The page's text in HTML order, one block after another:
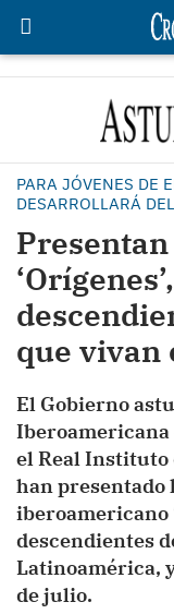
PARA JÓVENES DE
DESARROLLARÁ
que vivan
El Gobierno
Iberoamericana
el Real Instituto
han presentado
iberoamericano
descendientes
Latinoamérica,
de julio.